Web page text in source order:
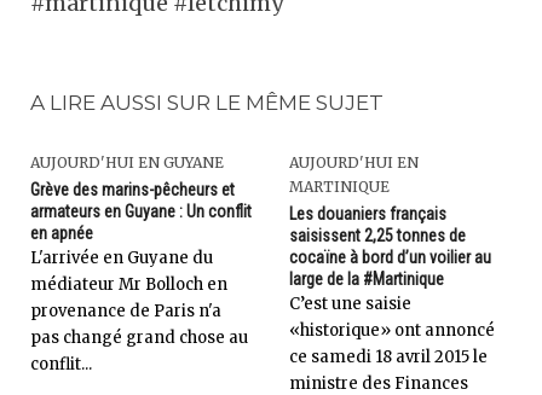
A LIRE AUSSI SUR LE MÊME SUJET
AUJOURD'HUI EN GUYANE
Grève des marins-pêcheurs et
armateurs en Guyane : Un conflit
en apnée
L'arrivée en Guyane du
médiateur Mr Bolloch en
provenance de Paris n'a
pas changé grand chose au
conflit...
AUJOURD'HUI EN
MARTINIQUE
Les douaniers français
saisissent 2,25 tonnes de
cocaïne à bord d’un voilier au
large de la #Martinique
C’est une saisie
«historique» ont annoncé
ce samedi 18 avril 2015 le
ministre des Finances